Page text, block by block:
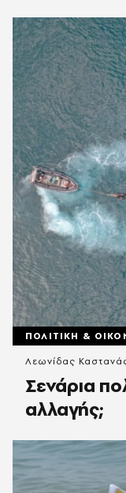
ΠΟΛΙΤΙΚΗ &
Σενάρια
αλλαγής;
Λεωνίδας